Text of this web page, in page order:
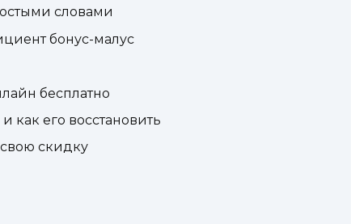
словами
бонус-малус
бесплатно
как его восстановить
скидку